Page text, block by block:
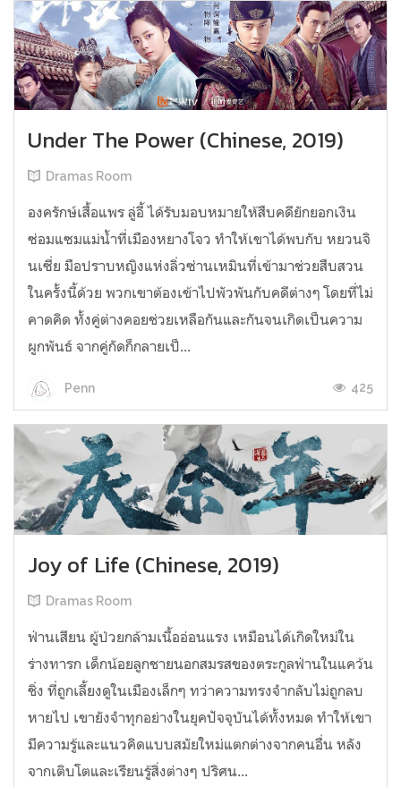
Under The Power (Chinese, 2019)
Dramas Room
องครักษ์เสื้อแพร ลู่อี้ ได้รับมอบหมายให้สืบคดียักยอกเงิน
ซ่อมแซมแม่น้ำที่เมืองหยางโจว ทำให้เขาได้พบกับ หยวนจิ
นเซี่ย มือปราบหญิงแห่งลิ่วซ่านเหมินที่เข้ามาช่วยสืบสวน
ในครั้งนี้ด้วย พวกเขาต้องเข้าไปพัวพันกับคดีต่างๆ โดยที่ไม่
คาดคิด ทั้งคู่ต่างคอยช่วยเหลือกันและกันจนเกิดเป็นความ
ผูกพันธ์ จากคู่กัดก็กลายเป็...
Penn 425
Joy of Life (Chinese, 2019)
Dramas Room
ฟ่านเสียน ผู้ป่วยกล้ามเนื้ออ่อนแรง เหมือนได้เกิดใหม่ใน
ร่างทารก เด็กน้อยลูกชายนอกสมรสของตระกูลฟ่านในแคว้น
ชิ่ง ที่ถูกเลี้ยงดูในเมืองเล็กๆ ทว่าความทรงจำกลับไม่ถูกลบ
หายไป เขายังจำทุกอย่างในยุคปัจจุบันได้ทั้งหมด ทำให้เขา
มีความรู้และแนวคิดแบบสมัยใหม่แตกต่างจากคนอื่น หลัง
จากเติบโตและเรียนรู้สิ่งต่างๆ ปริศน...